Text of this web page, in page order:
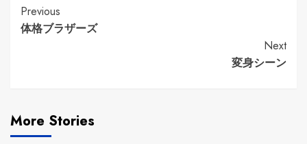
Continue
Reading
Previous
体格ブラザーズ
Next
変身シーン
More Stories